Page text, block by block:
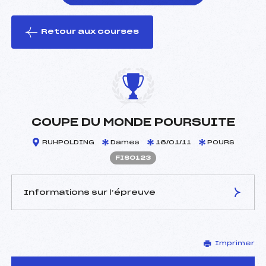
le ski
Retour aux courses
COUPE DU MONDE POURSUITE
RUHPOLDING Dames 16/01/11 POURS
FIS0123
Informations sur l’épreuve
–
D.T Adjoint :
–
Imprimer